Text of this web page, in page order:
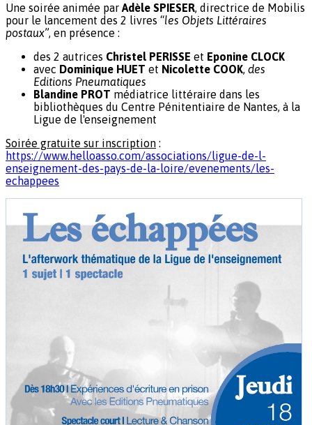
Une soirée animée par Adèle SPIESER, directrice de Mobilis
pour le lancement des 2 livres “les Objets Littéraires
postaux”, en présence :
des 2 autrices Christel PERISSE et Eponine CLOCK
avec Dominique HUET et Nicolette COOK, des
Editions Pneumatiques
Blandine PROT médiatrice littéraire dans les
bibliothèques du Centre Pénitentiaire de Nantes, à la
Ligue de l'enseignement
Soirée gratuite sur inscription :
https://www.helloasso.com/associations/ligue-de-l-
enseignement-des-pays-de-la-loire/evenements/les-
echappees